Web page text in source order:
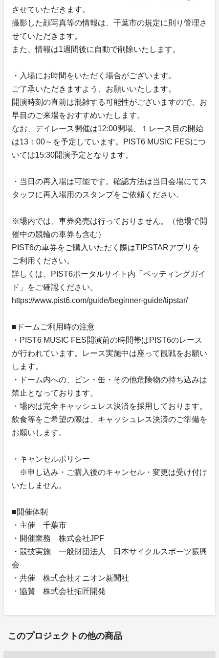
させていただきます。
撮影した顔写真等の情報は、千葉市の規定に則り管理さ
せていただきます。
また、情報は1週間後に自動で削除いたします。
・入場にお時間をいただく場合がございます。
ご了承いただきますよう、お願いいたします。
開演時刻の直前は混雑する可能性がございますので、お
早目のご来場をおすすめいたします。
なお、デイレース開催は12:00開場、１レース目の開始
は13：00～を予定しています。PIST6 MUSIC FESにつ
いては15:30開演予定となります。
・当日の再入場は可能です。確認方法は当日会場にてス
タッフに再入場用のスタンプをご依頼ください。
※場内では、車券発売は行っておりません。（他場で開
催中の競輪の車券も含む）
PIST6の車券をご購入いただく際はTIPSTARアプリを
ご利用ください。
詳しくは、PIST6ポータルサイト内「ベッティングガイ
ド」をご確認ください。
https://www.pist6.com/guide/beginner-guide/tipstar/
■ドームご利用時の注意
・PIST6 MUSIC FES開演前の時間帯はPIST6のレース
が行われています。レース実施中は座って観戦をお願い
します。
・ドーム内への、ビン・缶・その他危険物の持ち込みは
禁止となっております。
・場内は完全キャッシュレス決済を採用しております。
飲食等をご希望の際は、キャッシュレス決済のご準備を
お願いします。
・キャンセルポリシー
※申し込み・ご購入後のキャンセル・変更は受け付け
いたしません。
■開催体制
・主催 千葉市
・開催業務 株式会社JPF
・競技実施 一般財団法人 日本サイクルスポーツ振興
会
・共催 株式会社オニオン新聞社
・協賛 株式会社拓匠開発
このプロジェクトの他の商品